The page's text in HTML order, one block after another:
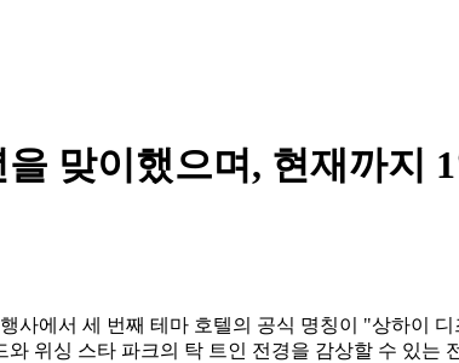
맞이했으며, 현재까지
에서 세 번째 테마 호텔의 공식 명칭이 "상하이
위싱 스타 파크의 탁 트인 전경을 감상할 수 있는